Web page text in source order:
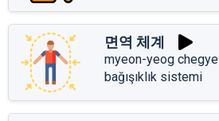
면역 체계
myeon-yeog chegye
bağışıklık sistemi